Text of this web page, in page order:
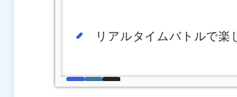
リアルタイムバトルで楽